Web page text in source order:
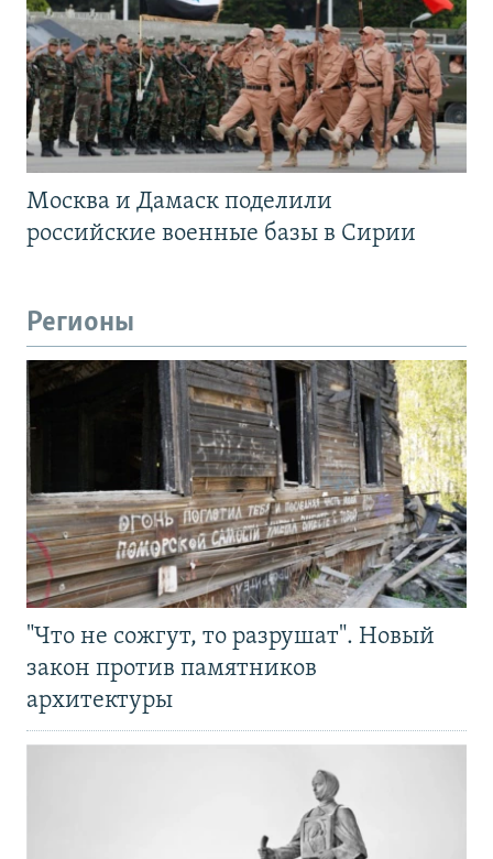
Москва и Дамаск поделили
российские военные базы в Сирии
Регионы
"Что не сожгут, то разрушат". Новый
закон против памятников
архитектуры